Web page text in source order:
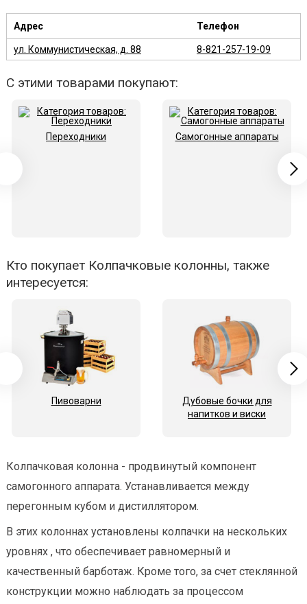
Адрес Телефон
ул. Коммунистическая, д. 88 8-821-257-19-09
С этими товарами покупают:
Переходники Самогонные аппараты
Кто покупает Колпачковые колонны, также
интересуется:
Пивоварни
Дубовые бочки для
напитков и виски
Колпачковая колонна - продвинутый компонент
самогонного аппарата. Устанавливается между
перегонным кубом и дистиллятором.
В этих колоннах установлены колпачки на нескольких
уровнях , что обеспечивает равномерный и
качественный барботаж. Кроме того, за счет стеклянной
конструкции можно наблюдать за процессом